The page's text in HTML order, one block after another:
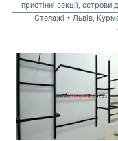
пристінні секції,
Стелажі • Львів,